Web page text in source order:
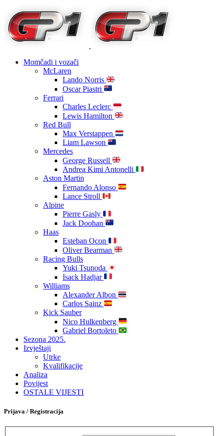
Momčadi i vozači
McLaren
Lando Norris
Oscar Piastri
Ferrari
Charles Leclerc
Lewis Hamilton
Red Bull
Max Verstappen
Liam Lawson
Mercedes
George Russell
Andrea Kimi Antonelli
Aston Martin
Fernando Alonso
Lance Stroll
Alpine
Pierre Gasly
Jack Doohan
Haas
Esteban Ocon
Oliver Bearman
Racing Bulls
Yuki Tsunoda
Isack Hadjar
Williams
Alexander Albon
Carlos Sainz
Kick Sauber
Nico Hulkenberg
Gabriel Bortoleto
Sezona 2025.
Izvještaji
Utrke
Kvalifikacije
Analiza
Povijest
OSTALE VIJESTI
Prijava / Registracija